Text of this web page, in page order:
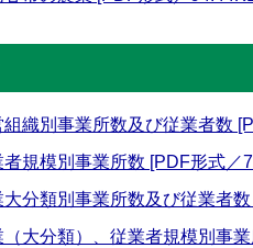
組織別事業所数及び従業者数
者規模別事業所数 [PDF形式／
大分類別事業所数及び従業者
（大分類）、従業者規模別事